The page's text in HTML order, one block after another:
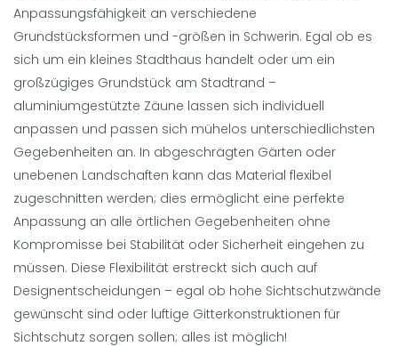
Anpassungsfähigkeit an verschiedene
Grundstücksformen und -größen in Schwerin. Egal ob es
sich um ein kleines Stadthaus handelt oder um ein
großzügiges Grundstück am Stadtrand –
aluminiumgestützte Zäune lassen sich individuell
anpassen und passen sich mühelos unterschiedlichsten
Gegebenheiten an. In abgeschrägten Gärten oder
unebenen Landschaften kann das Material flexibel
zugeschnitten werden; dies ermöglicht eine perfekte
Anpassung an alle örtlichen Gegebenheiten ohne
Kompromisse bei Stabilität oder Sicherheit eingehen zu
müssen. Diese Flexibilität erstreckt sich auch auf
Designentscheidungen – egal ob hohe Sichtschutzwände
gewünscht sind oder luftige Gitterkonstruktionen für
Sichtschutz sorgen sollen; alles ist möglich!